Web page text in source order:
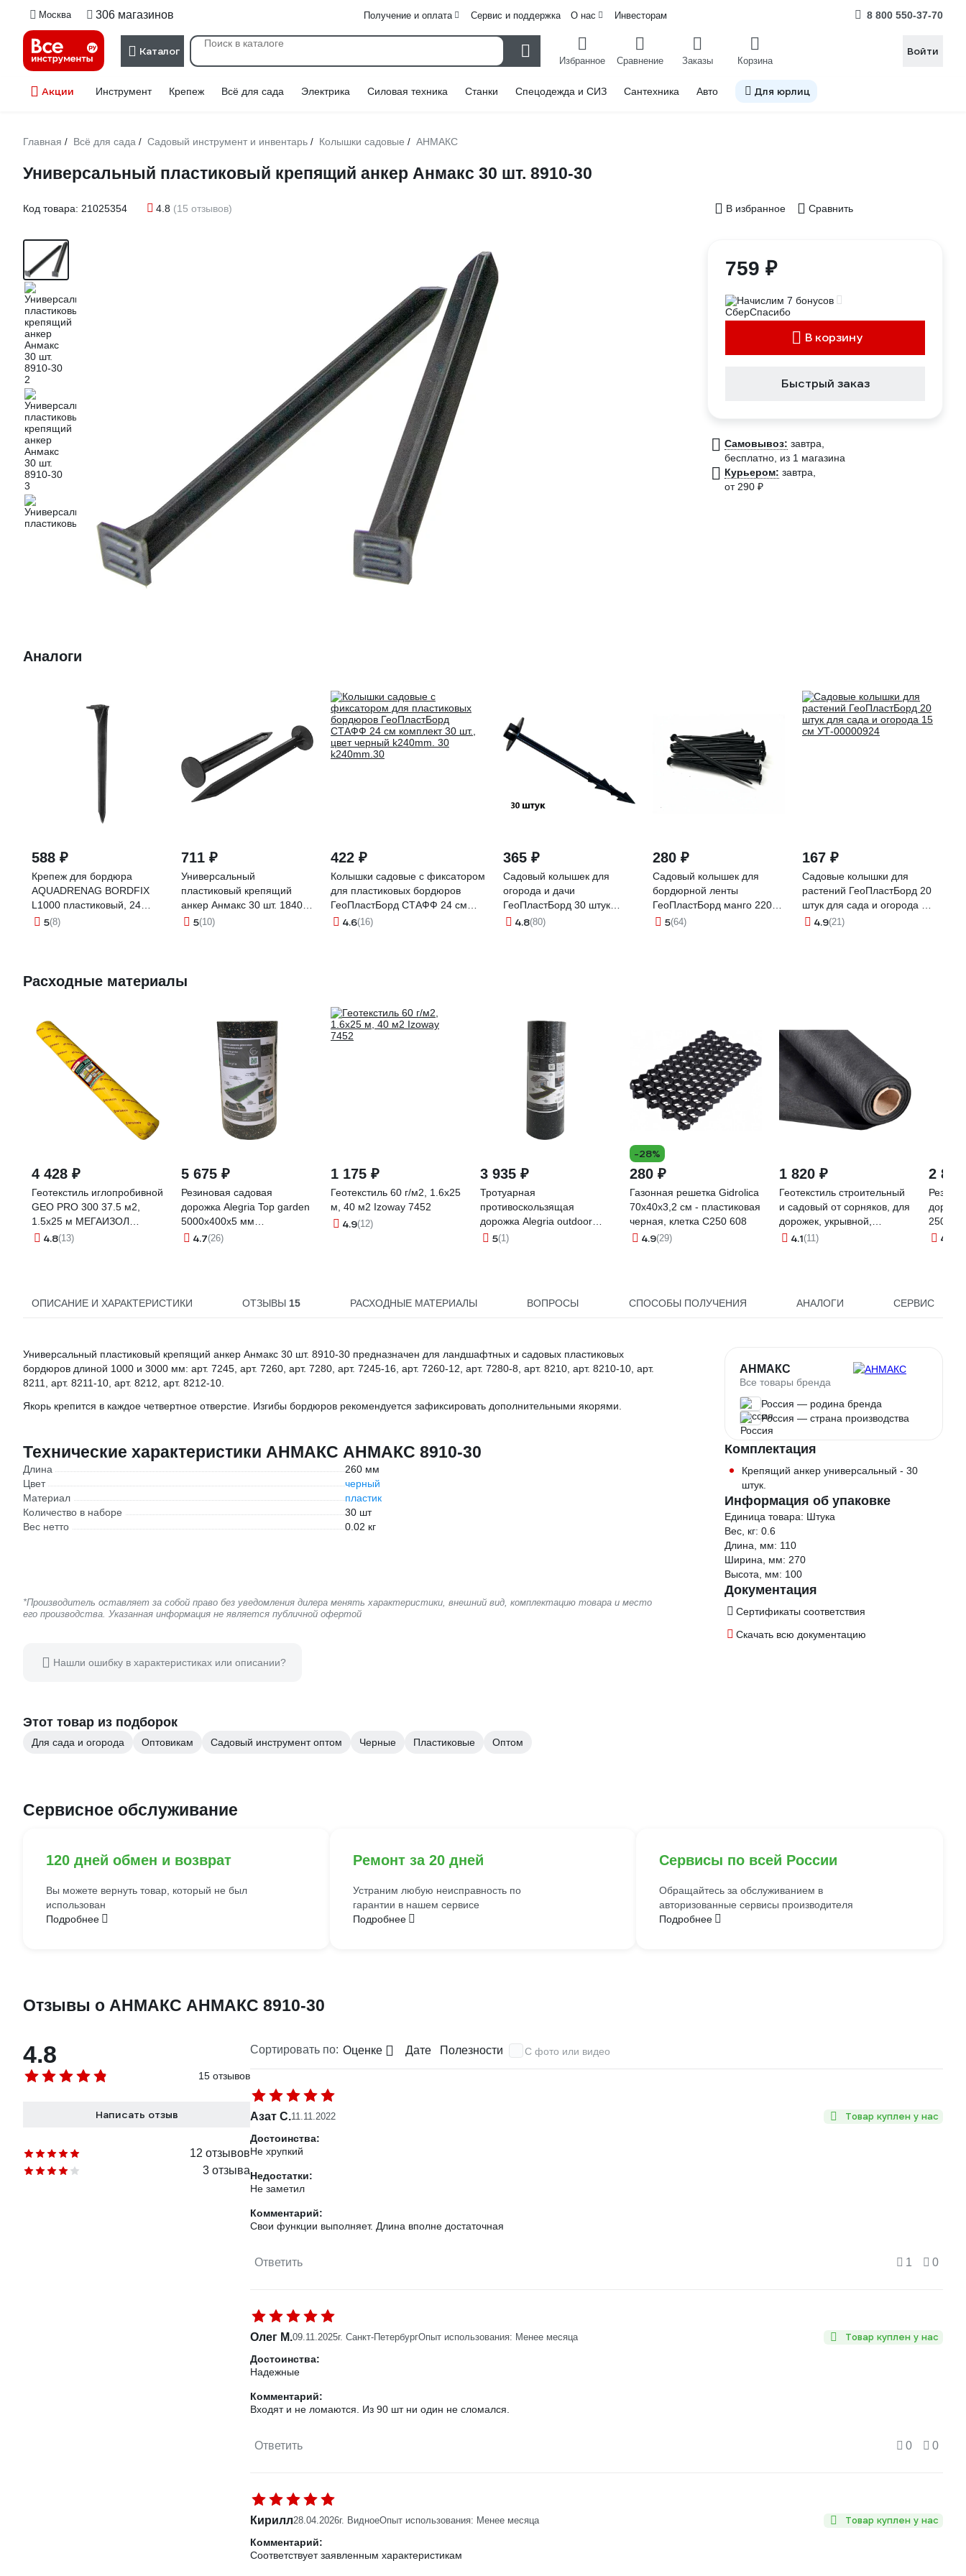
Москва 306 магазинов Получение и оплата Сервис и поддержка О нас Инвесторам 8 800 550-37-70
Каталог
Избранное Сравнение Заказы Корзина
Войти
Акции Инструмент Крепеж Всё для сада Электрика Силовая техника Станки Спецодежда и СИЗ Сантехника Авто Для юрлиц
Главная / Всё для сада / Садовый инструмент и инвентарь / Колышки садовые / АНМАКС
Универсальный пластиковый крепящий анкер Анмакс 30 шт. 8910-30
Код товара: 21025354 4.8 (15 отзывов) В избранное Сравнить
759 ₽
Начислим 7 бонусов
В корзину
Быстрый заказ
Самовывоз: завтра,
бесплатно , из 1 магазина
Курьером: завтра,
от 290 ₽
Аналоги
588 ₽
Крепеж для бордюра
AQUADRENAG BORDFIX
L1000 пластиковый, 24
штуки 810024
5(8)
711 ₽
Универсальный
пластиковый крепящий
анкер Анмакс 30 шт. 1840-
30 5(10)
422 ₽
Колышки садовые с фиксатором
для пластиковых бордюров
ГеоПластБорд СТАФФ 24 см
комплект 30 шт., цвет черный
4.6(16)
365 ₽
Садовый колышек для
огорода и дачи
ГеоПластБорд 30 штук
опора 18 см для укрывного
4.8(80)
280 ₽
Садовый колышек для
бордюрной ленты
ГеоПластБорд манго 220
мм, 30 шт., черный
5(64)
167 ₽
Садовые колышки для
растений ГеоПластБорд 20
штук для сада и огорода 15
см УТ-00000924
4.9(21)
Расходные материалы
4 428 ₽
Геотекстиль иглопробивной
GEO PRO 300 37.5 м2,
1.5х25 м МЕГАИЗОЛ
3480848
4.8(13)
5 675 ₽
Резиновая садовая
дорожка Alegria Top garden
5000x400x5 мм
5000.400.5.TG
4.7(26)
1 175 ₽
Геотекстиль 60 г/м2, 1.6х25
м, 40 м2 Izoway 7452
4.9(12)
3 935 ₽
Тротуарная
противоскользящая
дорожка Alegria outdoor
2500x600x5 мм
5(1)
-28%
280 ₽
Газонная решетка Gidrolica
70х40х3,2 см - пластиковая
черная, клетка С250 608
4.9(29)
1 820 ₽
Геотекстиль строительный
и садовый от сорняков, для
дорожек, укрывной,
ГеоПластБорд 100 мкн 1.
4.1(11)
2
4.7
ОПИСАНИЕ И ХАРАКТЕРИСТИКИ ОТЗЫВЫ 15 РАСХОДНЫЕ МАТЕРИАЛЫ ВОПРОСЫ СПОСОБЫ ПОЛУЧЕНИЯ АНАЛОГИ СЕРВИС
Универсальный пластиковый крепящий анкер Анмакс 30 шт. 8910-30 предназначен для ландшафтных и садовых пластиковых
бордюров длиной 1000 и 3000 мм: арт. 7245, арт. 7260, арт. 7280, арт. 7245-16, арт. 7260-12, арт. 7280-8, арт. 8210, арт. 8210-10, арт.
8211, арт. 8211-10, арт. 8212, арт. 8212-10.
Якорь крепится в каждое четвертное отверстие. Изгибы бордюров рекомендуется зафиксировать дополнительными якорями.
Технические характеристики АНМАКС АНМАКС 8910-30
Длина
260 мм
Цвет
черный
Материал
пластик
Количество в наборе
30 шт
Вес нетто
0.02 кг
*Производитель оставляет за собой право без уведомления дилера менять характеристики, внешний вид, комплектацию товара и место
его производства. Указанная информация не является публичной офертой
Нашли ошибку в характеристиках или описании?
АНМАКС
Все товары бренда
Россия — родина бренда
Россия — страна производства
Комплектация
Крепящий анкер универсальный - 30
штук.
Информация об упаковке
Единица товара: Штука
Вес, кг: 0.6
Длина, мм: 110
Ширина, мм: 270
Высота, мм: 100
Документация
Сертификаты соответствия
Скачать всю документацию
Этот товар из подборок
Для сада и огорода Оптовикам Садовый инструмент оптом Черные Пластиковые Оптом
Сервисное обслуживание
120 дней обмен и возврат
Вы можете вернуть товар, который не был
использован
Подробнее
Ремонт за 20 дней
Устраним любую неисправность по
гарантии в нашем сервисе
Подробнее
Сервисы по всей России
Обращайтесь за обслуживанием в
авторизованные сервисы производителя
Подробнее
Отзывы о АНМАКС АНМАКС 8910-30
4.8
15 отзывов
Написать отзыв
12 отзывов
3 отзыва
Сортировать по: Оценке Дате Полезности С фото или видео
Азат С.11.11.2022 Товар куплен у нас
Достоинства:
Не хрупкий
Недостатки:
Не заметил
Комментарий:
Свои функции выполняет. Длина вполне достаточная
Ответить 1 0
Олег М.09.11.2025г. Санкт-ПетербургОпыт использования: Менее месяца Товар куплен у нас
Достоинства:
Надежные
Комментарий:
Входят и не ломаются. Из 90 шт ни один не сломался.
Ответить 0 0
Кирилл28.04.2026г. ВидноеОпыт использования: Менее месяца Товар куплен у нас
Комментарий:
Соответствует заявленным характеристикам